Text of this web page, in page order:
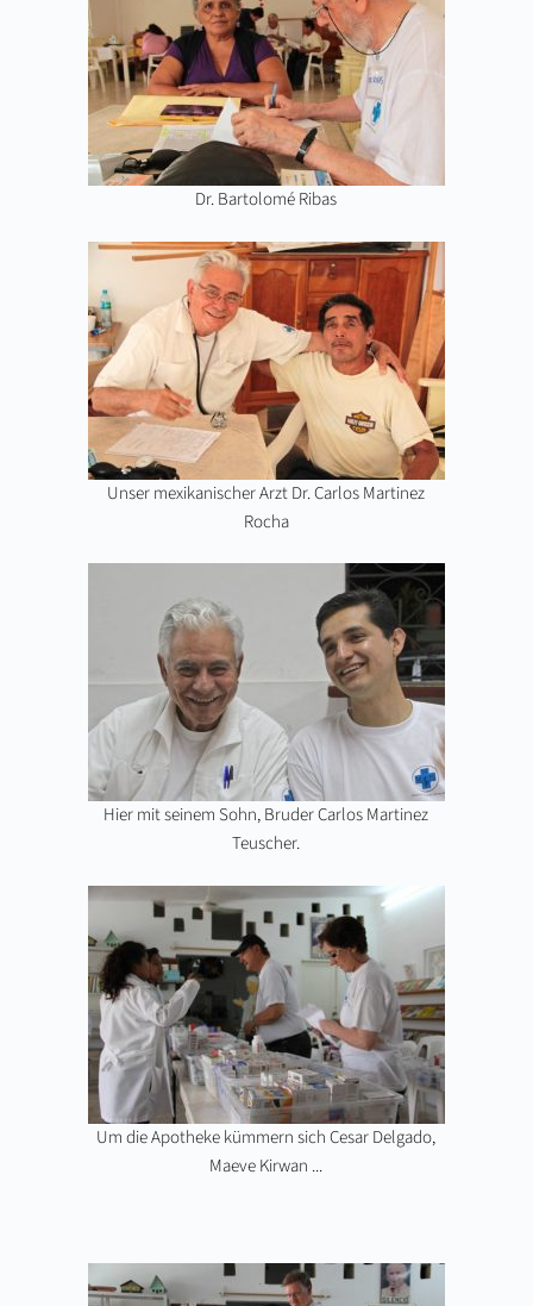
Dr. Bartolomé Ribas
Unser mexikanischer Arzt Dr. Carlos Martinez
Rocha
Hier mit seinem Sohn, Bruder Carlos Martinez
Teuscher.
Um die Apotheke kümmern sich Cesar Delgado,
Maeve Kirwan ...